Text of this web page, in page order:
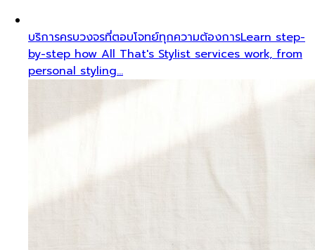
บริการครบวงจรที่ตอบโจทย์ทุกความต้องการLearn step-
by-step how All That's Stylist services work, from
personal styling…